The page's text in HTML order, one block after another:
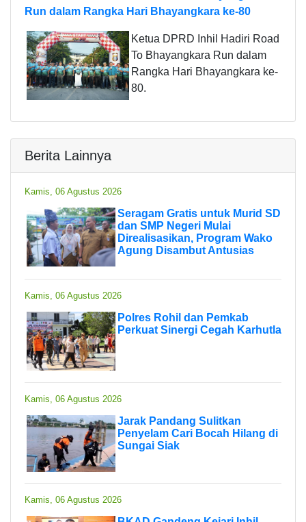
Run dalam Rangka Hari Bhayangkara ke-80
Ketua DPRD Inhil Hadiri Road
To Bhayangkara Run dalam
Rangka Hari Bhayangkara ke-
80.
Berita Lainnya
Kamis, 06 Agustus 2026
Seragam Gratis untuk Murid SD
dan SMP Negeri Mulai
Direalisasikan, Program Wako
Agung Disambut Antusias
Kamis, 06 Agustus 2026
Polres Rohil dan Pemkab
Perkuat Sinergi Cegah Karhutla
Kamis, 06 Agustus 2026
Jarak Pandang Sulitkan
Penyelam Cari Bocah Hilang di
Sungai Siak
Kamis, 06 Agustus 2026